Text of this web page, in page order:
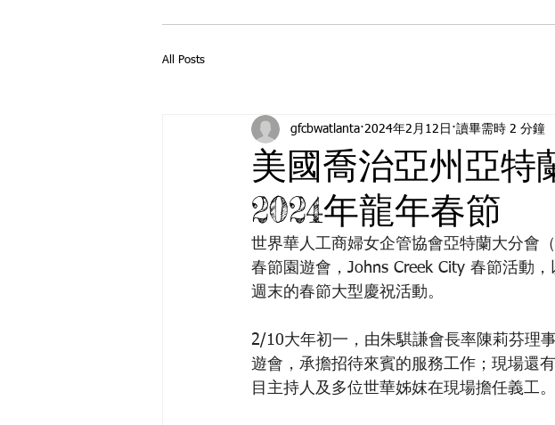
All Posts
美國喬治亞州亞特
2024年龍年春節
gfcbwatlanta 2024年2月12日 讀畢需時 2 分鐘
世界華人工商婦女企管協會亞特蘭大分會
春節園遊會，Johns Creek City 春節活動
週末的春節大型慶祝活動。
2/10大年初一，由朱騏謙會長率陳莉芬理
遊會，承擔招待來賓的服務工作；現場還
目主持人及多位世華姊妺在現場擔任義工。